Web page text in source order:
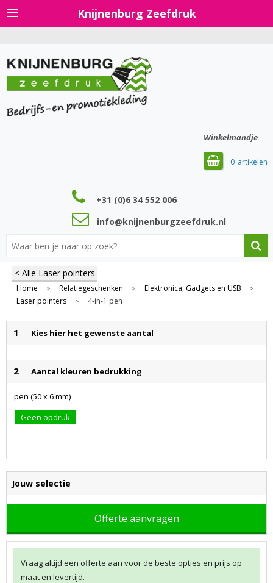
Knijnenburg Zeefdruk
Winkelmandje
0
+31 (0)6 34 552 006
info@knijnenburgzeefdruk.nl
< Alle Laser pointers
Home > Relatiegeschenken > Elektronica, Gadgets en USB >
Laser pointers > 4-in-1 pen
1 Kies hier het gewenste aantal
2 Aantal kleuren bedrukking
pen (50 x 6 mm)
Geen opdruk
Jouw selectie
Offerte aanvragen
Vraag altijd een offerte aan voor de beste opties en prijs op
maat en levertijd.